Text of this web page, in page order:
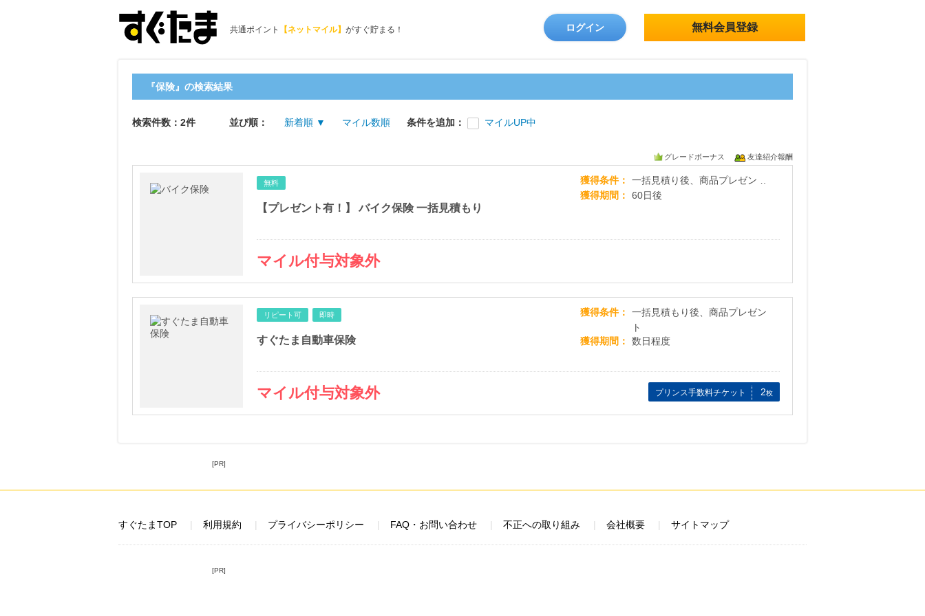
共通ポイント 【ネットマイル】 がすぐ貯まる！ ログイン 無料会員登録
『保険』の検索結果
検索件数：2件 並び順： 新着順 ▼ マイル数順 条件を追加： マイルUP中
グレードボーナス 友達紹介報酬
無料
【プレゼント有！】 バイク保険 一括見積もり
獲得条件
一括見積り後、商品プレゼント
獲得期間
60日後
マイル付与対象外
リピート可 即時
すぐたま自動車保険
獲得条件
一括見積もり後、商品プレゼン
ト
獲得期間
数日程度
マイル付与対象外 プリンス手数料チケット 2枚
[PR]
すぐたまTOP 利用規約 プライバシーポリシー FAQ・お問い合わせ 不正への取り組み 会社概要 サイトマップ
[PR]